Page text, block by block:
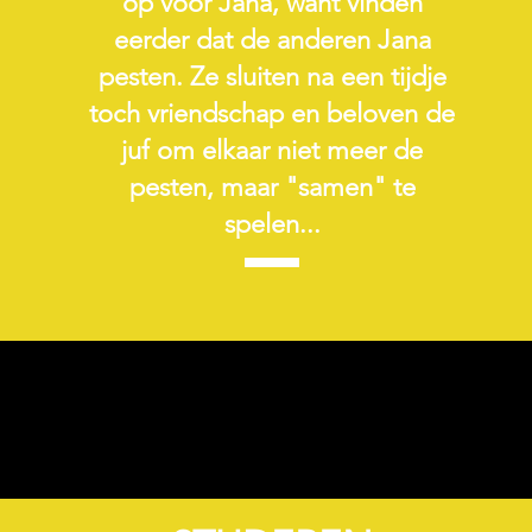
eerder dat de anderen Jana
pesten. Ze sluiten na een tijdje
toch vriendschap en beloven de
juf om elkaar niet meer de
pesten, maar "samen" te
spelen...